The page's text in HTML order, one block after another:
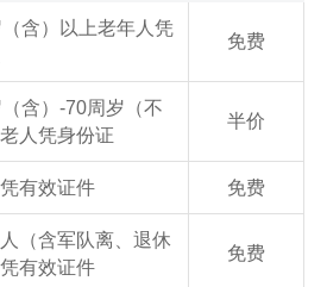
含）以上老年人凭
免费
含）-70周岁（不
人凭身份证
半价
有效证件 免费
（含军队离、退休
有效证件
免费